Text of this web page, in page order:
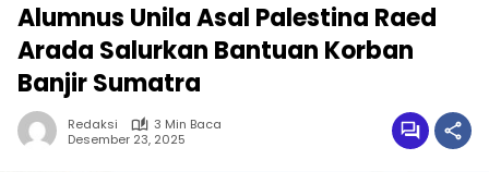
Alumnus Unila Asal Palestina Raed
Arada Salurkan Bantuan Korban
Banjir Sumatra
Redaksi
3 Min Baca
Desember 23, 2025